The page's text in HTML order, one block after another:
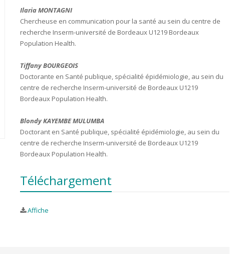
Ilaria MONTAGNI
Chercheuse en communication pour la santé au sein du centre de
recherche Inserm-université de Bordeaux U1219 Bordeaux
Population Health.
Tiffany BOURGEOIS
Doctorante en Santé publique, spécialité épidémiologie, au sein du
centre de recherche Inserm-université de Bordeaux U1219
Bordeaux Population Health.
Blondy KAYEMBE MULUMBA
Doctorant en Santé publique, spécialité épidémiologie, au sein du
centre de recherche Inserm-université de Bordeaux U1219
Bordeaux Population Health.
Téléchargement
Affiche